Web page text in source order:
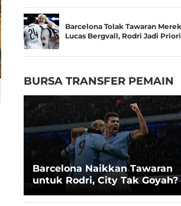
Barcelona Tolak Tawaran
Lucas Bergvall, Rodri Jadi
BURSA TRANSFER PEMAIN
Barcelona Naikkan Tawaran
untuk Rodri, City Tak Goyah?